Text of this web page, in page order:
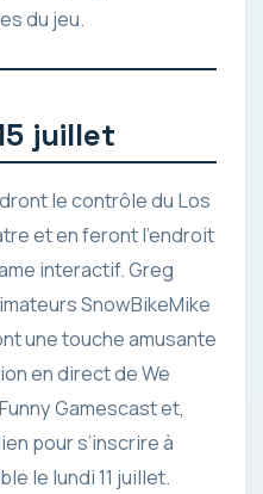
du jeu.
juillet
le contrôle du Los
et en feront l’endroit
interactif. Greg
SnowBikeMike
une touche amusante
en direct de We
Gamescast et,
pour s’inscrire à
le lundi 11 juillet.